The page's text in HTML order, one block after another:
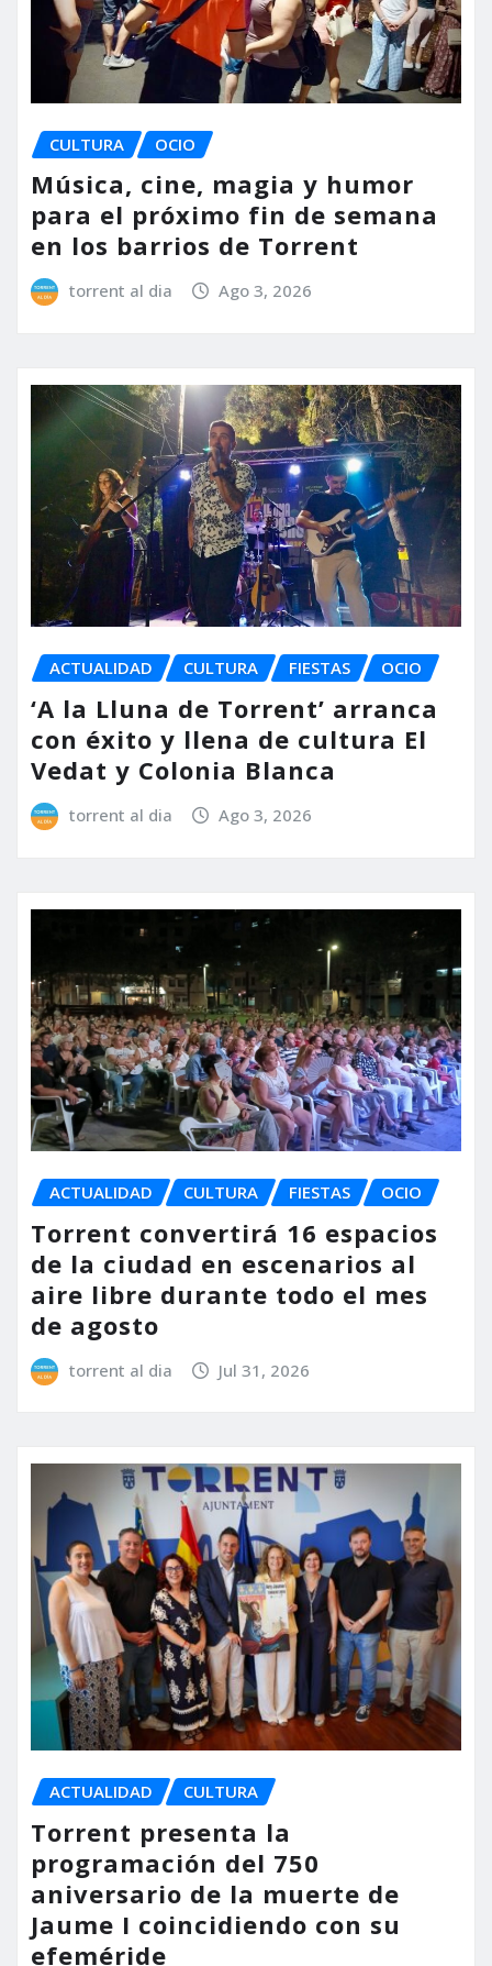
CULTURA OCIO
Música, cine, magia y humor
para el próximo fin de semana
en los barrios de Torrent
torrent al dia Ago 3, 2026
ACTUALIDAD CULTURA FIESTAS OCIO
‘A la Lluna de Torrent’ arranca
con éxito y llena de cultura El
Vedat y Colonia Blanca
torrent al dia Ago 3, 2026
ACTUALIDAD CULTURA FIESTAS OCIO
Torrent convertirá 16 espacios
de la ciudad en escenarios al
aire libre durante todo el mes
de agosto
torrent al dia Jul 31, 2026
ACTUALIDAD CULTURA
Torrent presenta la
programación del 750
aniversario de la muerte de
Jaume I coincidiendo con su
efeméride